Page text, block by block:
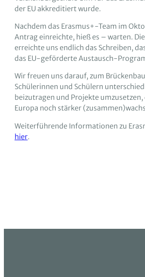
der EU akkreditiert wurde.
Nachdem das Erasmus+-Team im
Antrag einreichte, hieß es – warten.
erreichte uns endlich das Schreiben,
das EU-geförderte Austausch-
Wir freuen uns darauf, zum
Schülerinnen und Schülern
beizutragen und Projekte umzusetzen,
Europa noch stärker
Weiterführende Informationen zu
hier.